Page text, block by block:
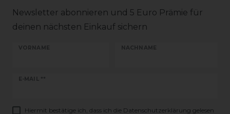
Newsletter abonnieren und 5 Euro Prämie für
deinen nächsten Einkauf sichern
VORNAME NACHNAME
E-MAIL **
Newsletter
Hiermit bestätige ich, dass ich die Daten­schutz­erklärung gelesen